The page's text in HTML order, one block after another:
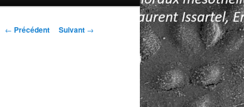
Navigation
← Précédent Suivant →